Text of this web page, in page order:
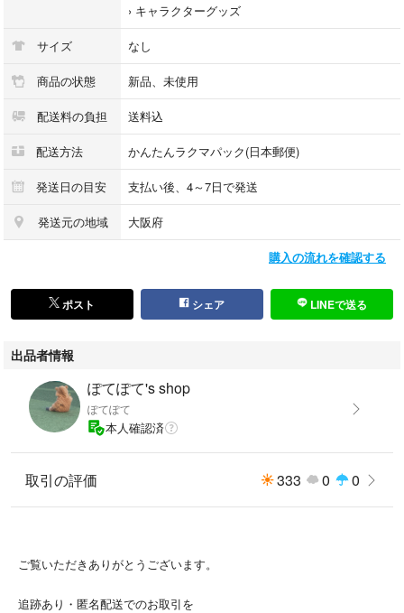
ほわぬい
作法委員会
ぬいぐるみ
もちぴこ
キーホルダー
グッズ
クレーンゲーム
限定 匿名発送
› キャラクターグッズ
サイズ なし
商品の状態 新品、未使用
配送料の負担 送料込
配送方法 かんたんラクマパック(日本郵便)
発送日の目安 支払い後、4～7日で発送
発送元の地域 大阪府
購入の流れを確認する
ポスト シェア LINEで送る
出品者情報
ぽてぽて's shop
ぽてぽて
本人確認済
取引の評価 333 0 0
ご覧いただきありがとうございます。
追跡あり・匿名配送でのお取引を